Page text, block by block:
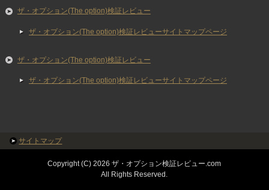
ザ・オプション(The option)検証レビュー
ザ・オプション(The option)検証レビューサイトマップページ
ザ・オプション(The option)検証レビュー
ザ・オプション(The option)検証レビューサイトマップページ
サイトマップ
Copyright (C) 2026 ザ・オプション検証レビュー.com
All Rights Reserved.